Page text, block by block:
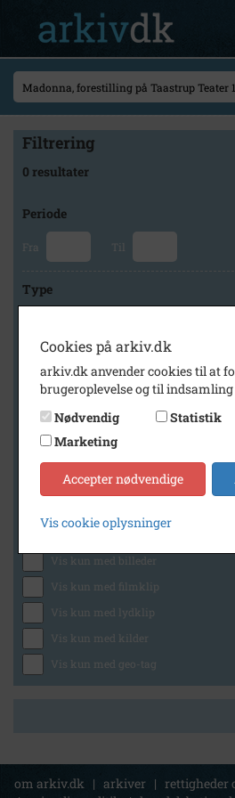
Filtrering
0 resultater
Periode
Fra Til
Type
Arkiv
Byhistorisk Samling og Arkiv i Høje-
Generelt
Vis kun med billeder
Vis kun med filmklip
Vis kun med lydklip
Vis kun med kilder
Vis kun med geo-tag
om arkiv.dk | arkiver | rettigheder
Cookies på arkiv.dk
arkiv.dk anvender cookies til at
brugeroplevelse og til
Nødvendig
Statistik
Marketing
Accepter nødvendige
Vis cookie oplysninger